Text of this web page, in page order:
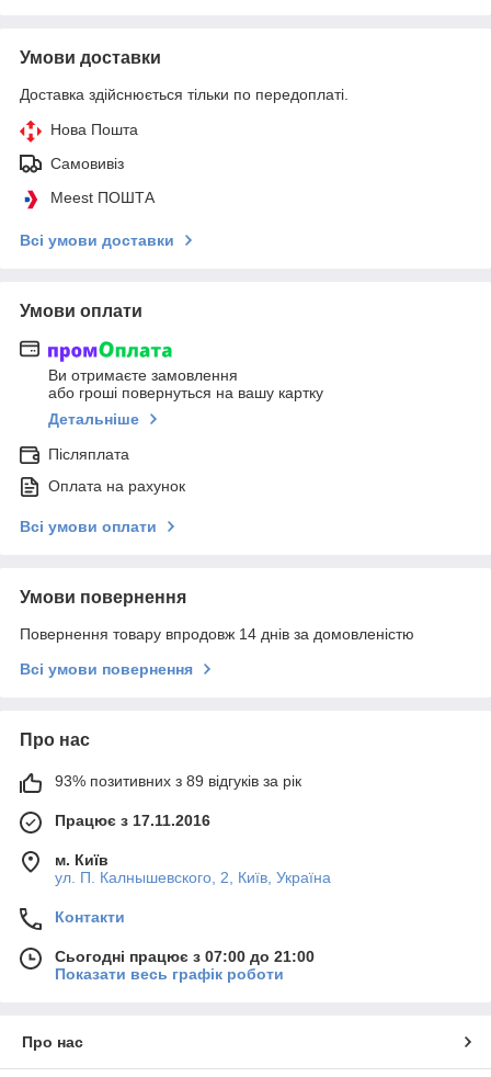
Умови доставки
Доставка здійснюється тільки по передоплаті.
Нова Пошта
Самовивіз
Meest ПОШТА
Всі умови доставки
Умови оплати
Ви отримаєте замовлення
або гроші повернуться на вашу картку
Детальніше
Післяплата
Оплата на рахунок
Всі умови оплати
Умови повернення
Повернення товару впродовж 14 днів за домовленістю
Всі умови повернення
Про нас
93% позитивних з 89 відгуків за рік
Працює з 17.11.2016
м. Київ
ул. П. Калнышевского, 2, Київ, Україна
Контакти
Сьогодні працює з 07:00 до 21:00
Показати весь графік роботи
Про нас